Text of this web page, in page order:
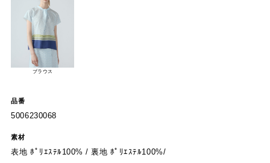
ブラウス
品番
5006230068
素材
表地 ﾎﾟﾘｴｽﾃﾙ100% / 裏地 ﾎﾟﾘｴｽﾃﾙ100%/